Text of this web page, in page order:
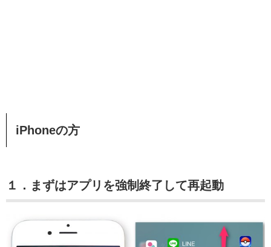
iPhoneの方
１．まずはアプリを強制終了して再起動